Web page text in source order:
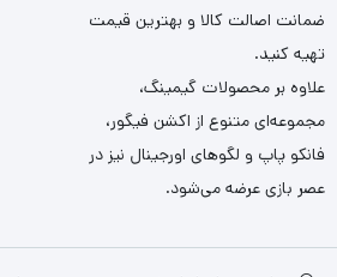
ضمانت اصالت کالا و بهترین قیمت
تهیه کنید.
علاوه بر محصولات گیمینگ،
مجموعه‌ای متنوع از اکشن فیگور،
فانکو پاپ و لگوهای اورجینال نیز در
عصر بازی عرضه می‌شود.